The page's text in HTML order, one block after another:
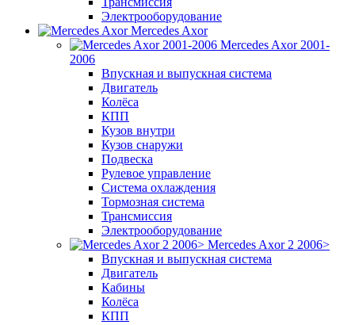
Электрооборудование
Mercedes Axor
Mercedes Axor 2001-
2006
Впускная и выпускная система
Двигатель
Колёса
КПП
Кузов внутри
Кузов снаружи
Подвеска
Рулевое управление
Система охлаждения
Тормозная система
Трансмиссия
Электрооборудование
Mercedes Axor 2 2006>
Впускная и выпускная система
Двигатель
Кабины
Колёса
КПП